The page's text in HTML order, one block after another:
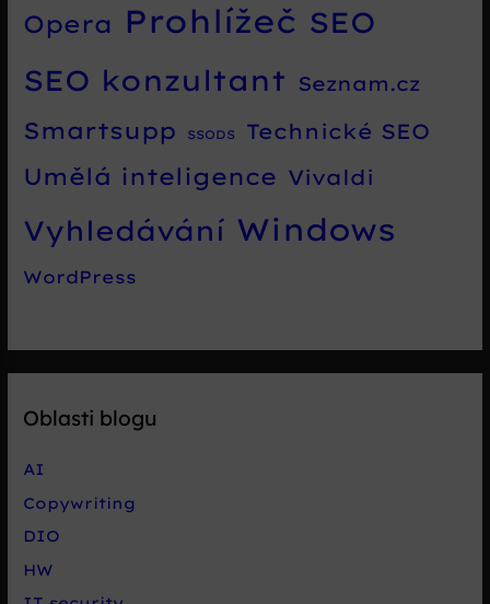
Opera Prohlížeč SEO
SEO konzultant Seznam.cz
Smartsupp SSODS Technické SEO
Umělá inteligence Vivaldi
Vyhledávání Windows
WordPress
Oblasti blogu
AI
Copywriting
DIO
HW